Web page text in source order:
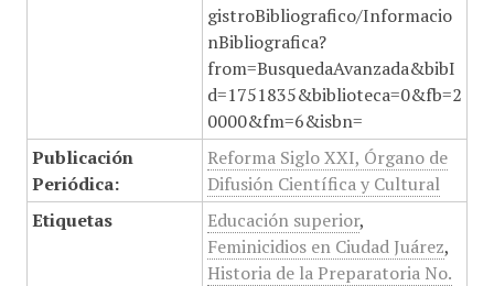
gistroBibliografico/Informacio
nBibliografica?
from=BusquedaAvanzada&bibI
d=1751835&biblioteca=0&fb=2
0000&fm=6&isbn=
Publicación
Periódica:
Reforma Siglo XXI, Órgano de
Difusión Científica y Cultural
Etiquetas
Educación superior,
Feminicidios en Ciudad Juárez,
Historia de la Preparatoria No.